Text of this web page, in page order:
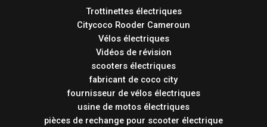
Trottinettes électriques
Citycoco Rooder Cameroun
Vélos électriques
Vidéos de révision
scooters électriques
fabricant de coco city
fournisseur de vélos électriques
usine de motos électriques
pièces de rechange pour scooter électrique